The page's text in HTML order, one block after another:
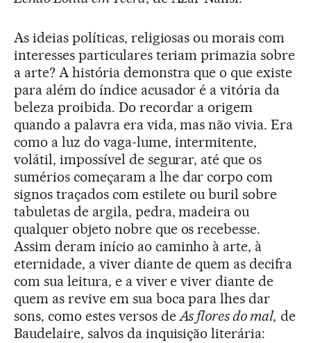
As ideias políticas, religiosas ou morais com
interesses particulares teriam primazia sobre
a arte? A história demonstra que o que existe
para além do índice acusador é a vitória da
beleza proibida. Do recordar a origem
quando a palavra era vida, mas não vivia. Era
como a luz do vaga-lume, intermitente,
volátil, impossível de segurar, até que os
sumérios começaram a lhe dar corpo com
signos traçados com estilete ou buril sobre
tabuletas de argila, pedra, madeira ou
qualquer objeto nobre que os recebesse.
Assim deram início ao caminho à arte, à
eternidade, a viver diante de quem as decifra
com sua leitura, e a viver e viver diante de
quem as revive em sua boca para lhes dar
sons, como estes versos deAs flores do mal, de
Baudelaire, salvos da inquisição literária: